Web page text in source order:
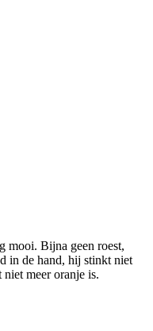
mooi. Bijna geen roest,
in de hand, hij stinkt niet
meer oranje is.